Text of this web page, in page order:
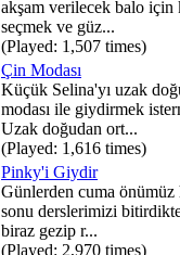
akşam verilecek balo için
seçmek ve güz...
(Played: 1,507 times)
Çin Modası
Küçük Selina'yı uzak
modası ile giydirmek
Uzak doğudan ort...
(Played: 1,616 times)
Pinky'i Giydir
Günlerden cuma önümüz
sonu derslerimizi
biraz gezip r...
(Played: 2,970 times)